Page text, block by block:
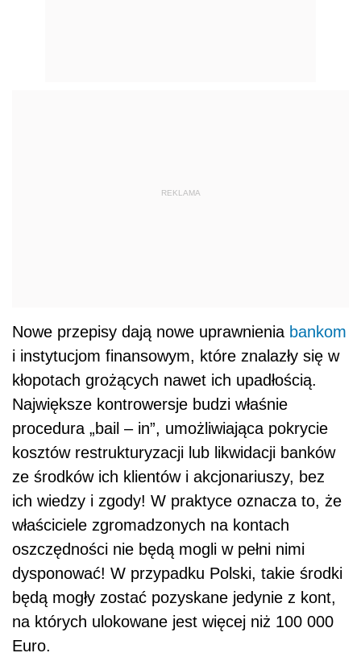
REKLAMA
Nowe przepisy dają nowe uprawnienia bankom
i instytucjom finansowym, które znalazły się w
kłopotach grożących nawet ich upadłością.
Największe kontrowersje budzi właśnie
procedura „bail – in”, umożliwiająca pokrycie
kosztów restrukturyzacji lub likwidacji banków
ze środków ich klientów i akcjonariuszy, bez
ich wiedzy i zgody! W praktyce oznacza to, że
właściciele zgromadzonych na kontach
oszczędności nie będą mogli w pełni nimi
dysponować! W przypadku Polski, takie środki
będą mogły zostać pozyskane jedynie z kont,
na których ulokowane jest więcej niż 100 000
Euro.